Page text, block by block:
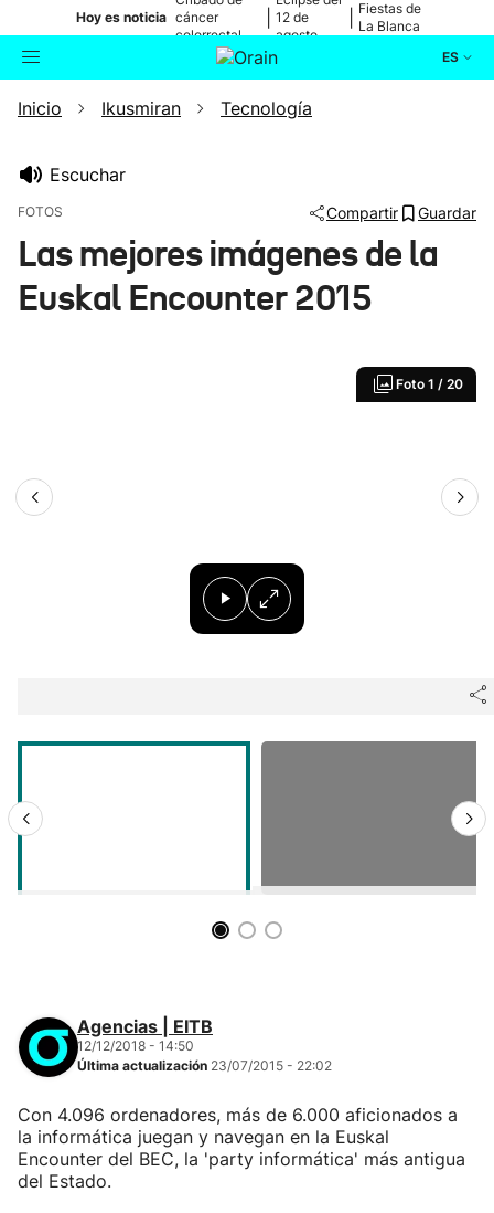
Hoy es noticia cáncer
colorrectal
12 de
agosto
Fiestas de
La Blanca
ES
Buscador Actualidad
Ikusmiran
Inicio Ikusmiran Tecnología
Escuchar
FOTOS Compartir Guardar
Las mejores imágenes de la
Euskal Encounter 2015
Foto 1 / 20
Agencias | EITB
12/12/2018 - 14:50
Última actualización 23/07/2015 - 22:02
Con 4.096 ordenadores, más de 6.000 aficionados a
la informática juegan y navegan en la Euskal
Encounter del BEC, la 'party informática' más antigua
del Estado.